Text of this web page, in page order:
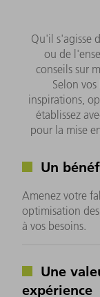
Qu'il s'agisse
ou de
conseils sur
Selon
inspirations,
établissez
pour la mise
Un
Amenez votre
optimisation
à vos besoins.
Une
expérience